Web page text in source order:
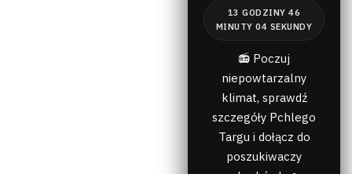
📻 Poczuj
niepowtarzalny
klimat, sprawdź
szczegóły Pchlego
Targu i dołącz do
poszukiwaczy